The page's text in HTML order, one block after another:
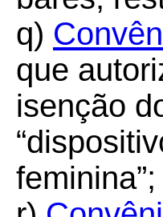
q)
que
isenção
feminina”;